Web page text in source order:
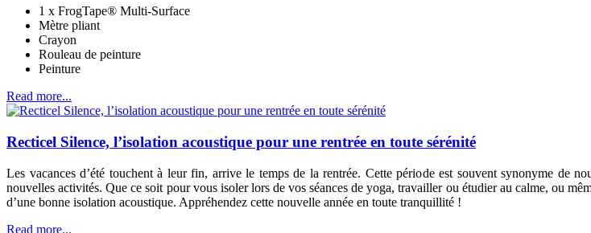
1 x FrogTape® Multi-Surface
Mètre pliant
Crayon
Rouleau de peinture
Peinture
Read more...
Recticel Silence, l’isolation acoustique pour une rentrée en toute sérénité
Les vacances d’été touchent à leur fin, arrive le temps de la rentrée. Cette période est souvent synonyme de
nouvelles activités. Que ce soit pour vous isoler lors de vos séances de yoga, travailler ou étudier au calme, ou
d’une bonne isolation acoustique. Appréhendez cette nouvelle année en toute tranquillité !
Read more...